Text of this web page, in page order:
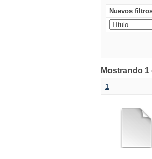
Nuevos
Mostrando
1